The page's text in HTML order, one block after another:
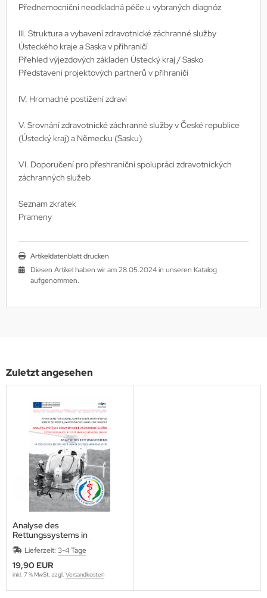
Přednemocniční neodkladná péče u vybraných diagnóz
III. Struktura a vybavení zdravotnické záchranné služby
Ústeckého kraje a Saska v příhraničí
Přehled výjezdových základen Ústecký kraj / Sasko
Představení projektových partnerů v příhraničí
IV. Hromadné postižení zdraví
V. Srovnání zdravotnické záchranné služby v České republice
(Ústecký kraj) a Německu (Sasku)
VI. Doporučení pro přeshraniční spolupráci zdravotnických
záchranných služeb
Seznam zkratek
Prameny
Artikeldatenblatt drucken
Diesen Artikel haben wir am 28.05.2024 in unseren Katalog
aufgenommen.
Zuletzt angesehen
Analyse des
Rettungssystems in
Tschechien (Bezirk Ústí) und
in Deutschland (Sachsen) /
Analýza systému zdravotnické
záchranné služby v České
republice (Ústecký kraj) a v
Německu (Sasku)
Lieferzeit: 3-4 Tage
19,90 EUR
inkl. 7 % MwSt. zzgl. Versandkosten